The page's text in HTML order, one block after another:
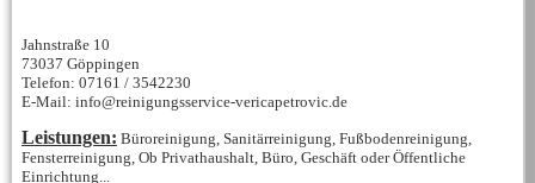
Jahnstraße 10
73037 Göppingen
Telefon: 07161 / 3542230
E-Mail: info@reinigungsservice-vericapetrovic.de
Leistungen: Büroreinigung, Sanitärreinigung, Fußbodenreinigung,
Fensterreinigung, Ob Privathaushalt, Büro, Geschäft oder Öffentliche
Einrichtung...